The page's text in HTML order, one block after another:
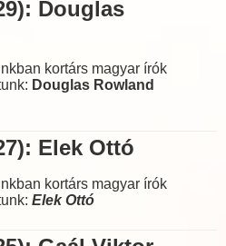
Douglas
kortárs magyar írók
Douglas Rowland
Elek Ottó
kortárs magyar írók
Elek Ottó